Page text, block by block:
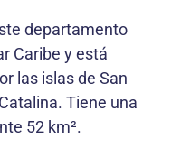
departamento
Caribe y está
las islas de San
Tiene una
52 km².